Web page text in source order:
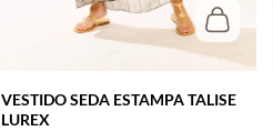
VESTIDO SEDA ESTAMPA TALISE
LUREX